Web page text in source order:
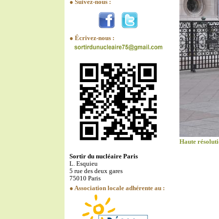
● Suivez-nous :
● Écrivez-nous :
Sortir du nucléaire Paris
L. Esquieu
5 rue des deux gares
75010 Paris
● Association locale adhérente au :
Haute